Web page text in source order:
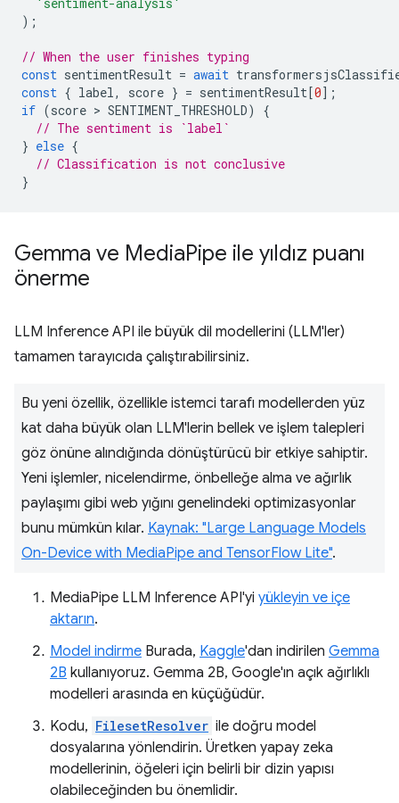
);
// When the user finishes typing
const sentimentResult = await
const { label , score } = sentimentResult[0];
if (score > SENTIMENT_THRESHOLD)
{
// The sentiment is `label`
} else {
// Classification is not conclusive
}
Gemma ve MediaPipe ile yıldız puanı
önerme
LLM Inference API ile büyük dil modellerini (LLM'ler)
tamamen tarayıcıda çalıştırabilirsiniz.
Bu yeni özellik, özellikle istemci tarafı modellerden yüz
kat daha büyük olan LLM'lerin bellek ve işlem talepleri
göz önüne alındığında dönüştürücü bir etkiye sahiptir.
Yeni işlemler, nicelendirme, önbelleğe alma ve ağırlık
paylaşımı gibi web yığını genelindeki optimizasyonlar
bunu mümkün kılar. Kaynak: "Large Language Models
On-Device with MediaPipe and TensorFlow Lite".
MediaPipe LLM Inference API'yi yükleyin ve içe
aktarın.
Model indirme Burada, Kaggle'dan indirilen Gemma
2B kullanıyoruz. Gemma 2B, Google'ın açık ağırlıklı
modelleri arasında en küçüğüdür.
Kodu, FilesetResolver ile doğru model
dosyalarına yönlendirin. Üretken yapay zeka
modellerinin, öğeleri için belirli bir dizin yapısı
olabileceğinden bu önemlidir.